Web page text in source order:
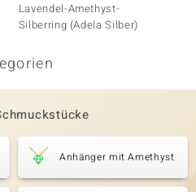
Lavendel-Amethyst-
Silberring (Adela Silber)
Anhänger mit Amethyst